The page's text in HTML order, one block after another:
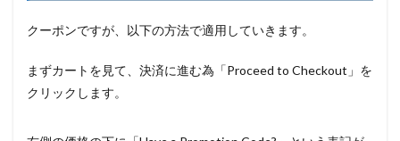
クーポンですが、以下の方法で適用していきます。
まずカートを見て、決済に進む為「Proceed to Checkout」を
クリックします。